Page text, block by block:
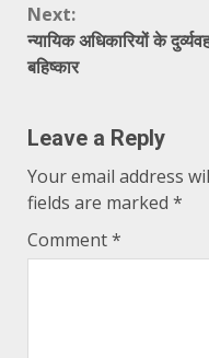
Next:
न्यायिक अधिकारियों के
बहिष्कार
Leave a Reply
Your email address
fields are marked *
Comment*